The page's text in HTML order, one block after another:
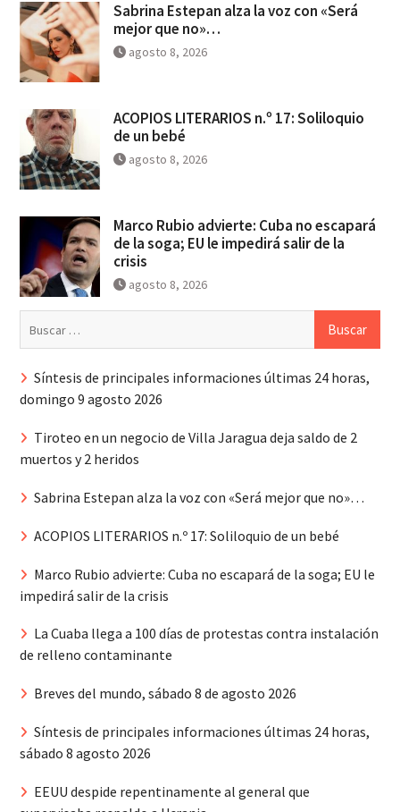
Sabrina Estepan alza la voz con «Será
mejor que no»…
agosto 8, 2026
ACOPIOS LITERARIOS n.º 17: Soliloquio
de un bebé
agosto 8, 2026
Marco Rubio advierte: Cuba no escapará
de la soga; EU le impedirá salir de la
crisis
agosto 8, 2026
Síntesis de principales informaciones últimas 24 horas,
domingo 9 agosto 2026
Tiroteo en un negocio de Villa Jaragua deja saldo de 2
muertos y 2 heridos
Sabrina Estepan alza la voz con «Será mejor que no»…
ACOPIOS LITERARIOS n.º 17: Soliloquio de un bebé
Marco Rubio advierte: Cuba no escapará de la soga; EU le
impedirá salir de la crisis
La Cuaba llega a 100 días de protestas contra instalación
de relleno contaminante
Breves del mundo, sábado 8 de agosto 2026
Síntesis de principales informaciones últimas 24 horas,
sábado 8 agosto 2026
EEUU despide repentinamente al general que